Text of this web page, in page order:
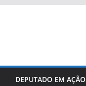
DEPUTADO EM AÇÃO